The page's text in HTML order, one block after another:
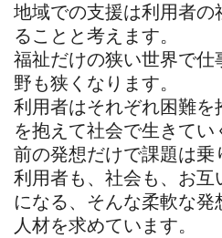
地域での支援は利用者の
ることと考えます。
福祉だけの狭い世界で
野も狭くなります。
利用者はそれぞれ困難
を抱えて社会で生きてい
前の発想だけで課題は乗
利用者も、社会も、お互
になる、そんな柔軟な
人材を求めています。